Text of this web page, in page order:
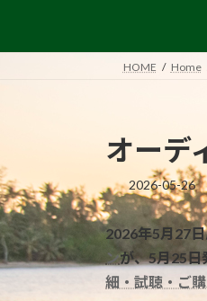
HOME Home
オーデ
2026-05-26
2026年5月27
ンが、5月25
細・試聴・ご購